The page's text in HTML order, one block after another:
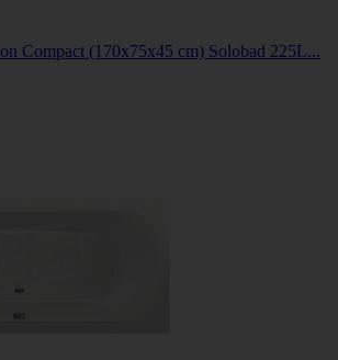
Compact (170x75x45 cm) Solobad 225L...